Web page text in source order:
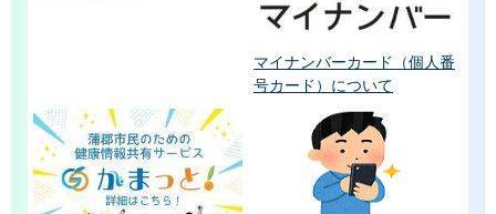
マイナンバーカード（個人番
号カード）について